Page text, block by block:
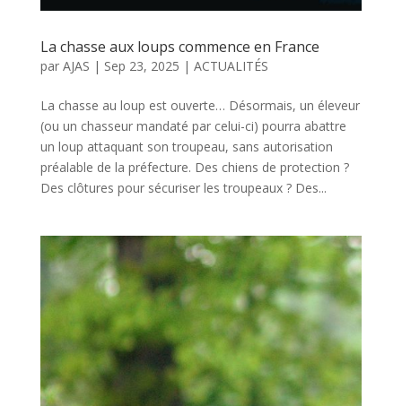
La chasse aux loups commence en France
par AJAS | Sep 23, 2025 | ACTUALITÉS
La chasse au loup est ouverte… Désormais, un éleveur
(ou un chasseur mandaté par celui-ci) pourra abattre
un loup attaquant son troupeau, sans autorisation
préalable de la préfecture. Des chiens de protection ?
Des clôtures pour sécuriser les troupeaux ? Des...